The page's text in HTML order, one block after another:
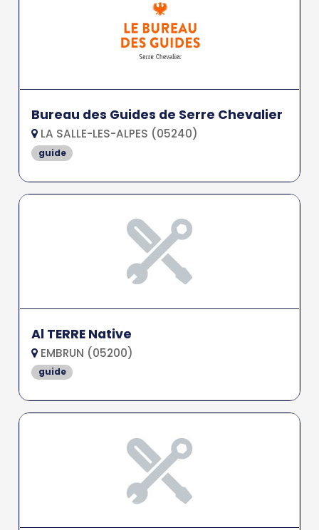
Bureau des Guides de Serre Chevalier
LA SALLE-LES-ALPES (05240)
guide
Al TERRE Native
EMBRUN (05200)
guide